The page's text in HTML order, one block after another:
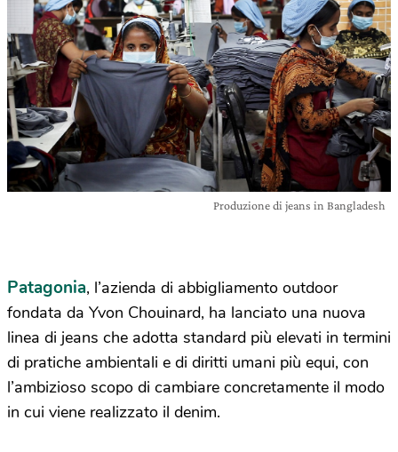
Produzione di jeans in Bangladesh
Patagonia, l’azienda di abbigliamento outdoor
fondata da Yvon Chouinard, ha lanciato una nuova
linea di jeans che adotta standard più elevati in termini
di pratiche ambientali e di diritti umani più equi, con
l’ambizioso scopo di cambiare concretamente il modo
in cui viene realizzato il denim.